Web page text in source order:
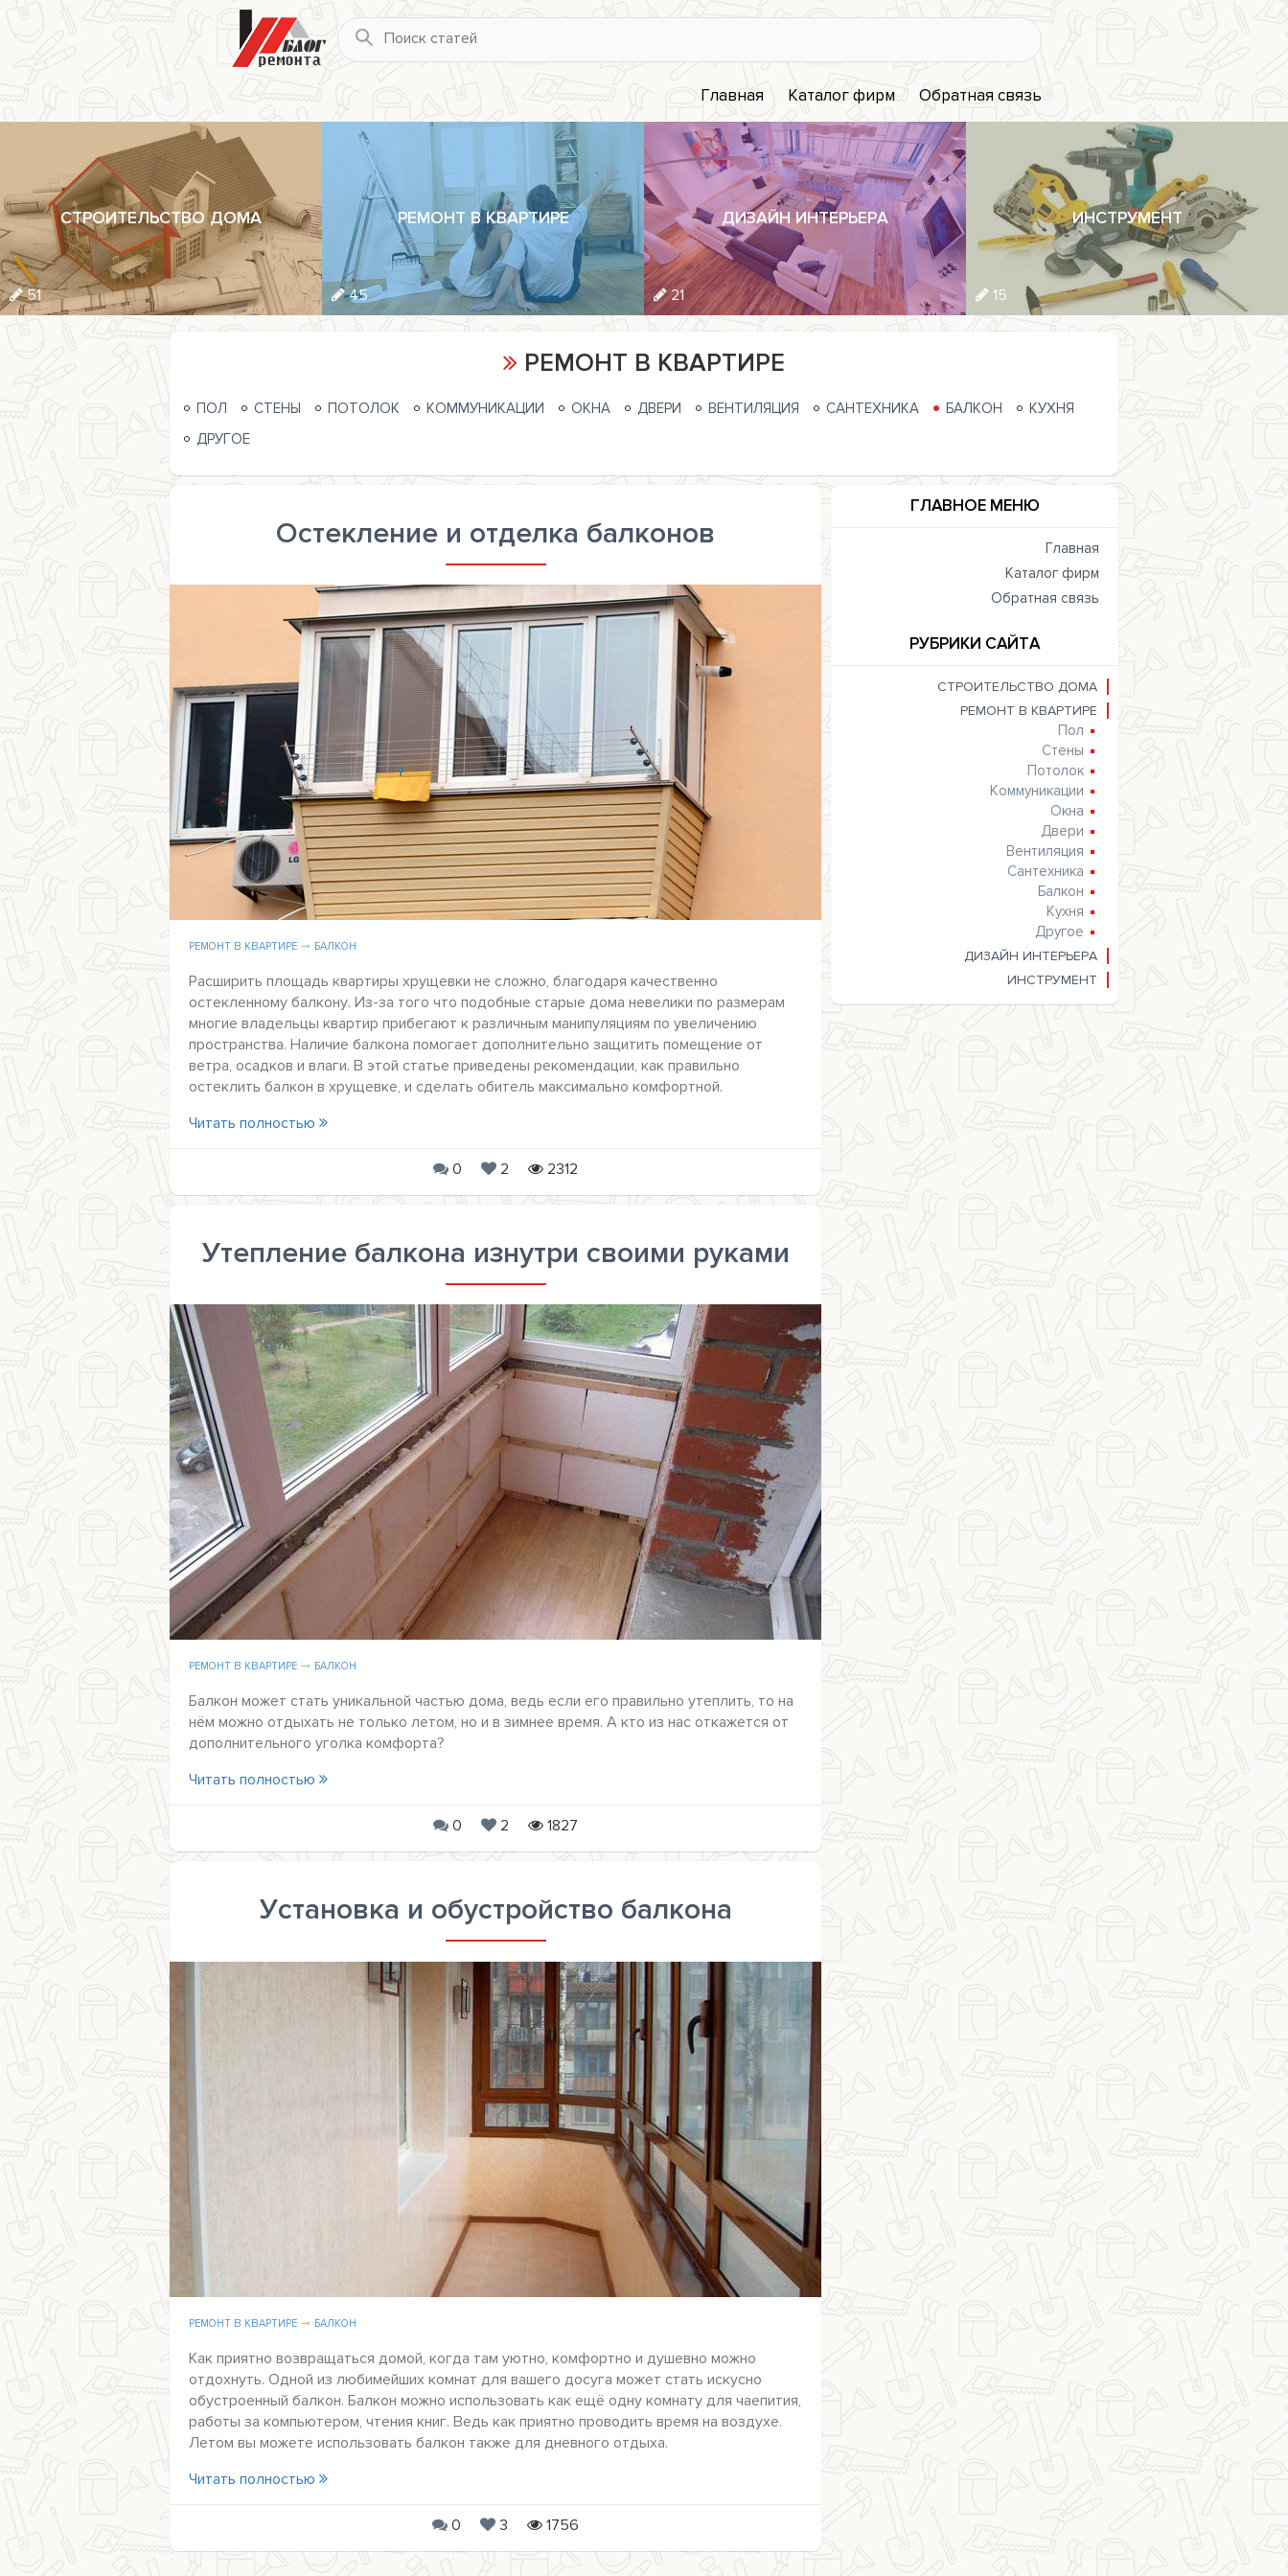
Обратная связь
Каталог фирм
Главная
СТРОИТЕЛЬСТВО ДОМА
51
РЕМОНТ В КВАРТИРЕ
45
ДИЗАЙН ИНТЕРЬЕРА
21
ИНСТРУМЕНТ
15
РЕМОНТ В КВАРТИРЕ
ПОЛ СТЕНЫ ПОТОЛОК КОММУНИКАЦИИ ОКНА ДВЕРИ ВЕНТИЛЯЦИЯ САНТЕХНИКА БАЛКОН
КУХНЯ
ДРУГОЕ
Остекление и отделка балконов
РЕМОНТ В КВАРТИРЕ БАЛКОН
Расширить площадь квартиры хрущевки не сложно, благодаря качественно
остекленному балкону. Из-за того что подобные старые дома невелики по размерам
многие владельцы квартир прибегают к различным манипуляциям по увеличению
пространства. Наличие балкона помогает дополнительно защитить помещение от
ветра, осадков и влаги. В этой статье приведены рекомендации, как правильно
остеклить балкон в хрущевке, и сделать обитель максимально комфортной.
Читать полностью
0 2 2312
Утепление балкона изнутри своими руками
РЕМОНТ В КВАРТИРЕ БАЛКОН
Балкон может стать уникальной частью дома, ведь если его правильно утеплить, то на
нём можно отдыхать не только летом, но и в зимнее время. А кто из нас откажется от
дополнительного уголка комфорта?
Читать полностью
0 2 1827
Установка и обустройство балкона
РЕМОНТ В КВАРТИРЕ БАЛКОН
Как приятно возвращаться домой, когда там уютно, комфортно и душевно можно
отдохнуть. Одной из любимейших комнат для вашего досуга может стать искусно
обустроенный балкон. Балкон можно использовать как ещё одну комнату для чаепития,
работы за компьютером, чтения книг. Ведь как приятно проводить время на воздухе.
Летом вы можете использовать балкон также для дневного отдыха.
Читать полностью
0 3 1756
ГЛАВНОЕ МЕНЮ
Главная
Каталог фирм
Обратная связь
РУБРИКИ САЙТА
СТРОИТЕЛЬСТВО ДОМА
РЕМОНТ В КВАРТИРЕ
Пол
Стены
Потолок
Коммуникации
Окна
Двери
Вентиляция
Сантехника
Балкон
Кухня
Другое
ДИЗАЙН ИНТЕРЬЕРА
ИНСТРУМЕНТ